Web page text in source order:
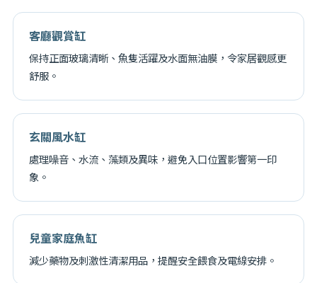
客廳觀賞缸
保持正面玻璃清晰、魚隻活躍及水面無油膜，令家居觀感更
舒服。
玄關風水缸
處理噪音、水流、藻類及異味，避免入口位置影響第一印
象。
兒童家庭魚缸
減少藥物及刺激性清潔用品，提醒安全餵食及電線安排。